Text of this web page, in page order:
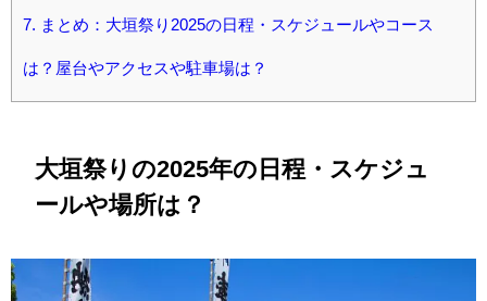
7. まとめ：大垣祭り2025の日程・スケジュールやコース
は？屋台やアクセスや駐車場は？
大垣祭りの2025年の日程・スケジュ
ールや場所は？